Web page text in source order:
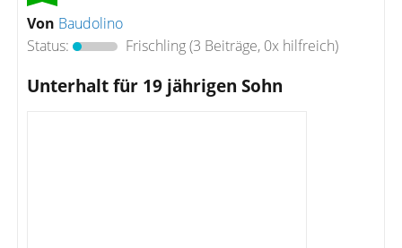
Von Baudolino
Status:
Frischling(3 Beiträge, 0x hilfreich)
Unterhalt für 19 jährigen Sohn